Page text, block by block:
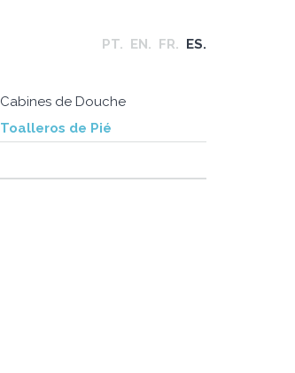
PT. EN. FR. ES.
Cabines de Douche
Toalleros de Pié